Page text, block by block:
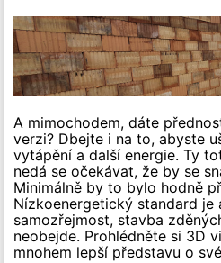
A mimochodem, dáte
verzi? Dbejte i na to, abyste
vytápění a další energie. Ty
nedá se očekávat, že by se
Minimálně by to bylo hodně
Nízkoenergetický standard je
samozřejmost, stavba
neobejde. Prohlédněte si 3D
mnohem lepší představu o